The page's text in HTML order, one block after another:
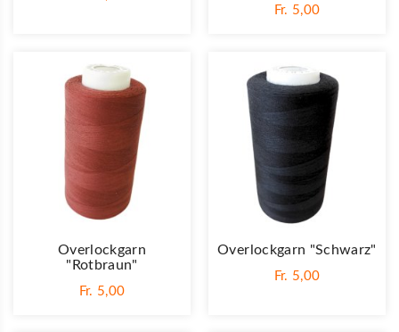
Fr. 5,00
Overlockgarn
"rotbraun"
Fr. 5,00
Overlockgarn "schwarz"
Fr. 5,00